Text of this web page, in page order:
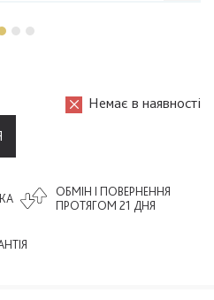
Немає в наявності
ОБМІН І ПОВЕРНЕННЯ
ПРОТЯГОМ 21 ДНЯ